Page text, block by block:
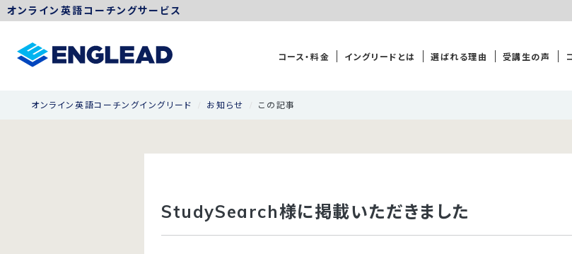
オンライン英語コーチングサービス
コース・料金 イングリードとは 選ばれる理由 受講生の声
オンライン英語コーチングイングリード お知らせ この記事
StudySearch様に掲載いただきました